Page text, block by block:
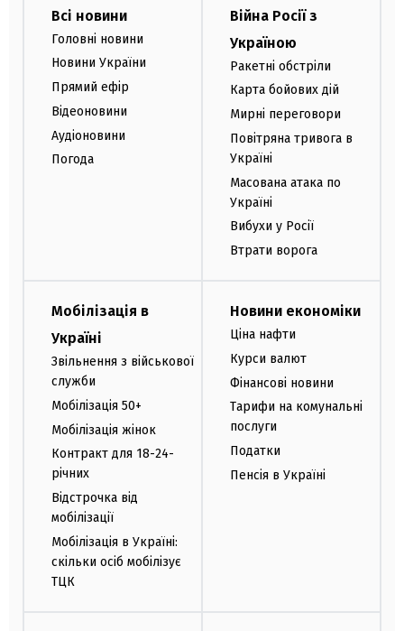
Всі новини
Головні новини
Новини України
Прямий ефір
Відеоновини
Аудіоновини
Погода
Війна Росії з
Україною
Ракетні обстріли
Карта бойових дій
Мирні переговори
Повітряна тривога в
Україні
Масована атака по
Україні
Вибухи у Росії
Втрати ворога
Мобілізація в
Україні
Звільнення з військової
служби
Мобілізація 50+
Мобілізація жінок
Контракт для 18-24-
річних
Відстрочка від
мобілізації
Мобілізація в Україні:
скільки осіб мобілізує
ТЦК
Новини економіки
Ціна нафти
Курси валют
Фінансові новини
Тарифи на комунальні
послуги
Податки
Пенсія в Україні